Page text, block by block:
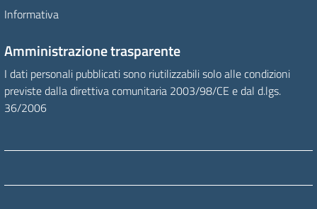
Informativa
Amministrazione trasparente
I dati personali pubblicati sono riutilizzabili solo alle condizioni
previste dalla direttiva comunitaria 2003/98/CE e dal d.lgs.
36/2006